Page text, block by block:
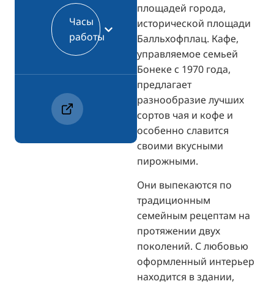
площадей города,
исторической площади
Балльхофплац. Кафе,
управляемое семьей
Бонеке с 1970 года,
предлагает
разнообразие лучших
сортов чая и кофе и
особенно славится
своими вкусными
пирожными.
Они выпекаются по
традиционным
семейным рецептам на
протяжении двух
поколений. С любовью
оформленный интерьер
находится в здании,
Часы
работы